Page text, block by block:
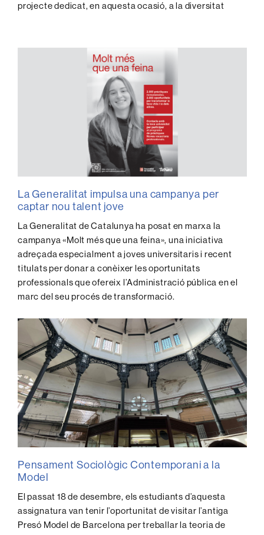
projecte dedicat, en aquesta ocasió, a la diversitat
La Generalitat impulsa una campanya per
captar nou talent jove
La Generalitat de Catalunya ha posat en marxa la
campanya «Molt més que una feina», una iniciativa
adreçada especialment a joves universitaris i recent
titulats per donar a conèixer les oportunitats
professionals que ofereix l’Administració pública en el
marc del seu procés de transformació.
Pensament Sociològic Contemporani a la
Model
El passat 18 de desembre, els estudiants d’aquesta
assignatura van tenir l’oportunitat de visitar l’antiga
Presó Model de Barcelona per treballar la teoria de